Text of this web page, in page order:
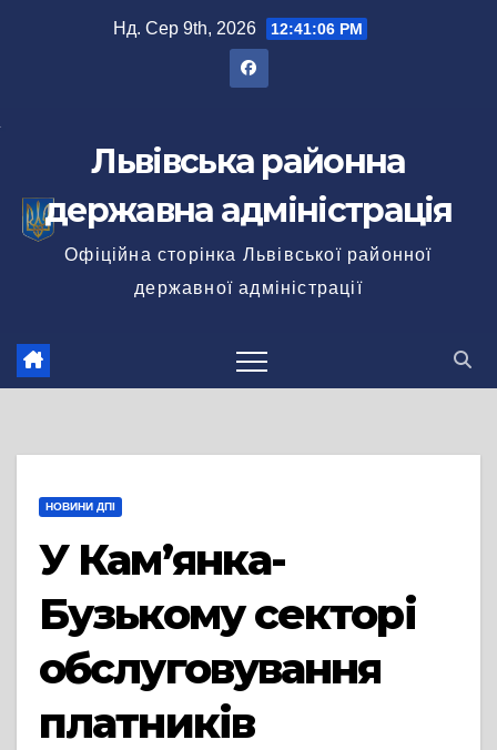
Нд. Сер 9th, 2026 12:41:07 PM
Львівська районна
державна адміністрація
Офіційна сторінка Львівської районної
державної адміністрації
НОВИНИ ДПІ
У Кам’янка-
Бузькому секторі
обслуговування
платників